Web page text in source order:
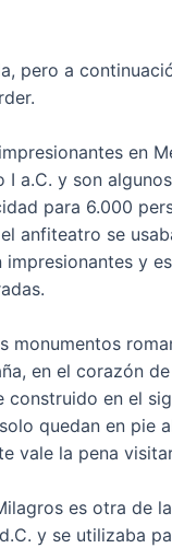
pero a
en
a.C. y son
para 6.000
anfiteatro se
y
monumentos
en el corazón
en el
quedan en pie
vale la pena
es otra de
y se utilizaba